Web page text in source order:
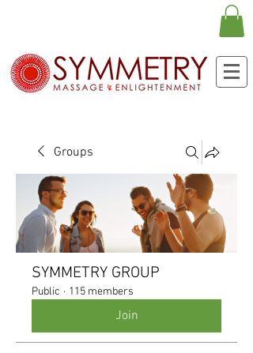
Groups
SYMMETRY GROUP
Public · 115 members
Join